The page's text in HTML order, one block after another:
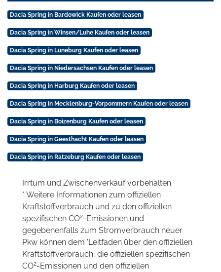
Dacia Spring in Bardowick Kaufen oder leasen
Dacia Spring in Winsen/Luhe Kaufen oder leasen
Dacia Spring in Lüneburg Kaufen oder leasen
Dacia Spring in Niedersachsen Kaufen oder leasen
Dacia Spring in Harburg Kaufen oder leasen
Dacia Spring in Mecklenburg-Vorpommern Kaufen oder leasen
Dacia Spring in Boizenburg Kaufen oder leasen
Dacia Spring in Geesthacht Kaufen oder leasen
Dacia Spring in Ratzeburg Kaufen oder leasen
Irrtum und Zwischenverkauf vorbehalten.
* Weitere Informationen zum offiziellen
Kraftstoffverbrauch und zu den offiziellen
spezifischen CO2-Emissionen und
gegebenenfalls zum Stromverbrauch neuer
Pkw können dem 'Leitfaden über den offiziellen
Kraftstoffverbrauch, die offiziellen spezifischen
CO2-Emissionen und den offiziellen